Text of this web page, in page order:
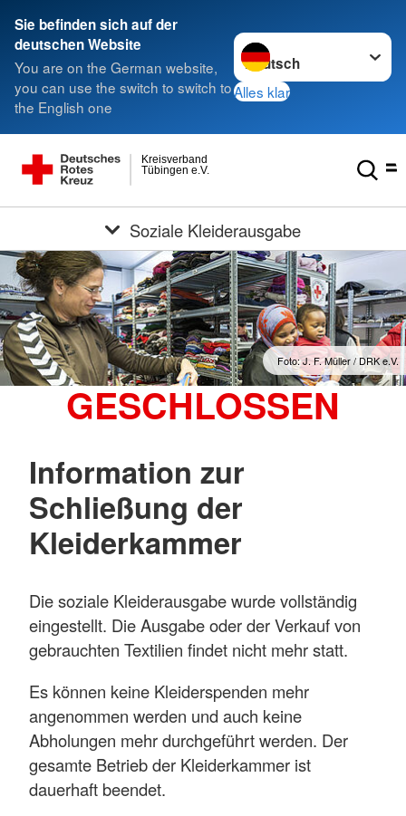
Sie befinden sich auf der
deutschen Website
You are on the German website,
you can use the switch to switch to
the English one
Sprache wechseln zu
Alles klar
Tübingen e.V.
Kreisverband
Soziale Kleiderausgabe
Foto: J. F. Müller / DRK e.V.
GESCHLOSSEN
Information zur
Schließung der
Kleiderkammer
Die soziale Kleiderausgabe wurde vollständig
eingestellt. Die Ausgabe oder der Verkauf von
gebrauchten Textilien findet nicht mehr statt.
Es können keine Kleiderspenden mehr
angenommen werden und auch keine
Abholungen mehr durchgeführt werden. Der
gesamte Betrieb der Kleiderkammer ist
dauerhaft beendet.